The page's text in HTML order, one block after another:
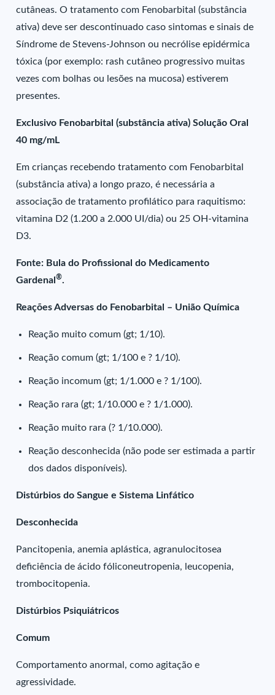
cutâneas. O tratamento com Fenobarbital (substância
ativa) deve ser descontinuado caso sintomas e sinais de
Síndrome de Stevens-Johnson ou necrólise epidérmica
tóxica (por exemplo: rash cutâneo progressivo muitas
vezes com bolhas ou lesões na mucosa) estiverem
presentes.
Exclusivo Fenobarbital (substância ativa) Solução Oral
40 mg/mL
Em crianças recebendo tratamento com Fenobarbital
(substância ativa) a longo prazo, é necessária a
associação de tratamento profilático para raquitismo:
vitamina D2 (1.200 a 2.000 UI/dia) ou 25 OH-vitamina
D3.
Fonte: Bula do Profissional do Medicamento
Gardenal®.
Reações Adversas do Fenobarbital – União Química
Reação muito comum (gt; 1/10).
Reação comum (gt; 1/100 e ? 1/10).
Reação incomum (gt; 1/1.000 e ? 1/100).
Reação rara (gt; 1/10.000 e ? 1/1.000).
Reação muito rara (? 1/10.000).
Reação desconhecida (não pode ser estimada a partir
dos dados disponíveis).
Distúrbios do Sangue e Sistema Linfático
Desconhecida
Pancitopenia, anemia aplástica, agranulocitosea
deficiência de ácido fóliconeutropenia, leucopenia,
trombocitopenia.
Distúrbios Psiquiátricos
Comum
Comportamento anormal, como agitação e
agressividade.